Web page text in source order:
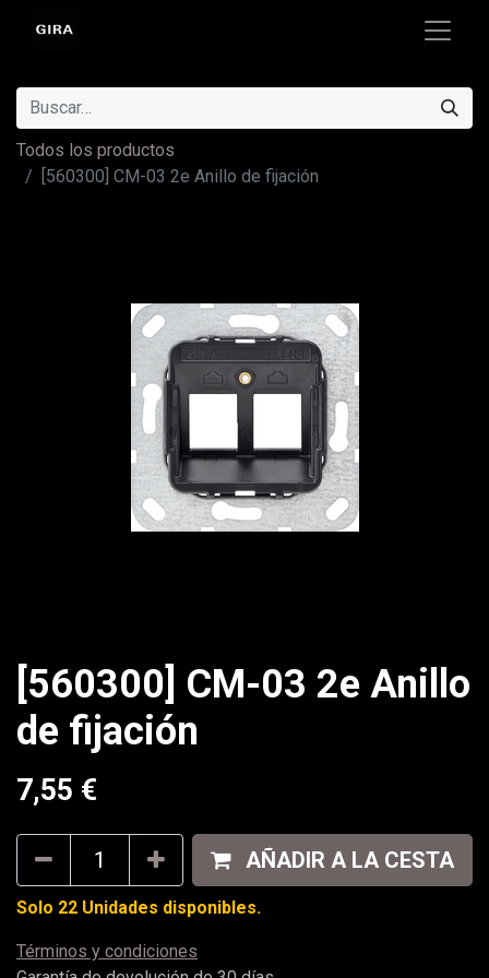
Todos los productos
[560300] CM-03 2e Anillo de fijación
[560300] CM-03 2e Anillo
de fijación
7,55 €
AÑADIR A LA CESTA
Solo 22 Unidades disponibles.
Términos y condiciones